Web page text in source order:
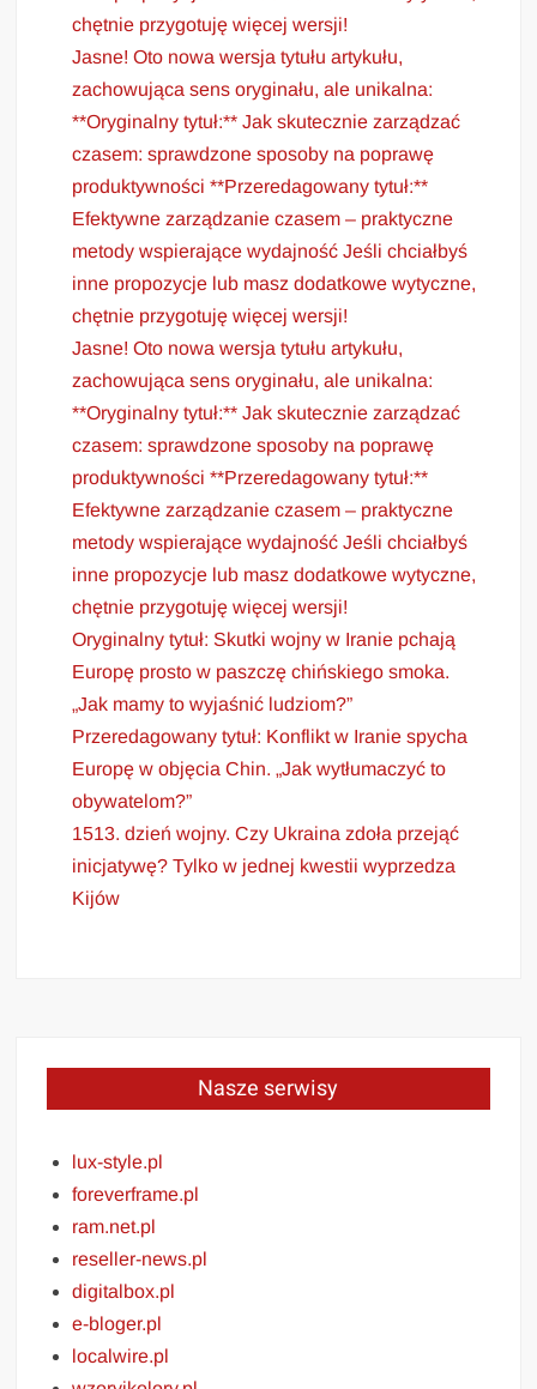
chętnie przygotuję więcej wersji!
Jasne! Oto nowa wersja tytułu artykułu,
zachowująca sens oryginału, ale unikalna:
**Oryginalny tytuł:** Jak skutecznie zarządzać
czasem: sprawdzone sposoby na poprawę
produktywności **Przeredagowany tytuł:**
Efektywne zarządzanie czasem – praktyczne
metody wspierające wydajność Jeśli chciałbyś
inne propozycje lub masz dodatkowe wytyczne,
chętnie przygotuję więcej wersji!
Jasne! Oto nowa wersja tytułu artykułu,
zachowująca sens oryginału, ale unikalna:
**Oryginalny tytuł:** Jak skutecznie zarządzać
czasem: sprawdzone sposoby na poprawę
produktywności **Przeredagowany tytuł:**
Efektywne zarządzanie czasem – praktyczne
metody wspierające wydajność Jeśli chciałbyś
inne propozycje lub masz dodatkowe wytyczne,
chętnie przygotuję więcej wersji!
Oryginalny tytuł: Skutki wojny w Iranie pchają
Europę prosto w paszczę chińskiego smoka.
„Jak mamy to wyjaśnić ludziom?”
Przeredagowany tytuł: Konflikt w Iranie spycha
Europę w objęcia Chin. „Jak wytłumaczyć to
obywatelom?”
1513. dzień wojny. Czy Ukraina zdoła przejąć
inicjatywę? Tylko w jednej kwestii wyprzedza
Kijów
Nasze serwisy
lux-style.pl
foreverframe.pl
ram.net.pl
reseller-news.pl
digitalbox.pl
e-bloger.pl
localwire.pl